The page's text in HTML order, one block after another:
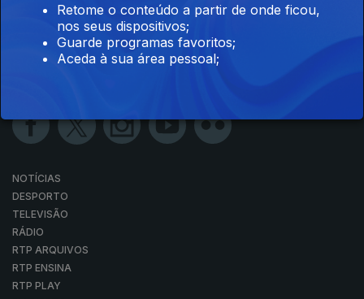
NOTÍCIAS
DESPORTO
TELEVISÃO
RÁDIO
RTP ARQUIVOS
RTP ENSINA
RTP PLAY
Retome o conteúdo a partir de onde ficou,
nos seus dispositivos;
Guarde programas favoritos;
Aceda à sua área pessoal;